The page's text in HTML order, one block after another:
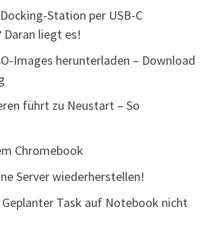
Station per USB-C
liegt es!
Images herunterladen – Download
führt zu Neustart – So
Chromebook
Server wiederherstellen!
Task auf Notebook nicht